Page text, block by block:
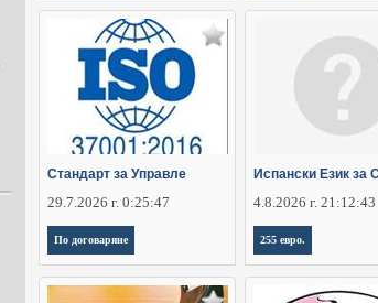
Стандарт за Управле
29.7.2026 г. 0:25:47
По договаряне
Испански Език за
4.8.2026 г. 21:12:43
255 евро.